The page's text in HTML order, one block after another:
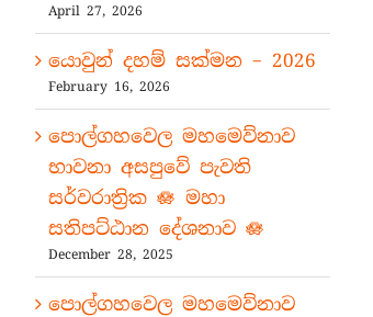
April 27, 2026
යොවුන් දහම් සක්මන – 2026
February 16, 2026
පොල්ගහවෙල මහමෙව්නාව
භාවනා අසපුවේ පැවති
සර්වරාත්‍රික 🪷 මහා
සතිපට්ඨාන දේශනාව 🪷
December 28, 2025
පොල්ගහවෙල මහමෙව්නාව